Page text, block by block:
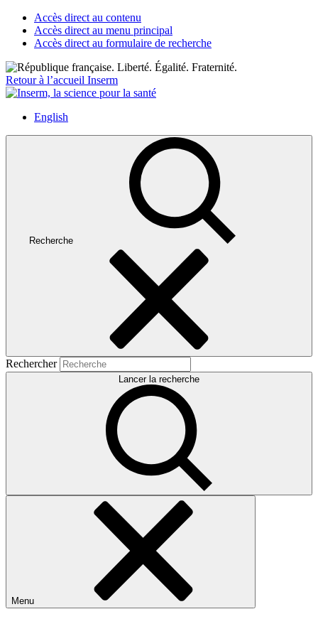
Accès direct au contenu
Accès direct au menu principal
Accès direct au formulaire de recherche
Retour à l’accueil Inserm
English
Recherche
Rechercher
Lancer la recherche
Menu